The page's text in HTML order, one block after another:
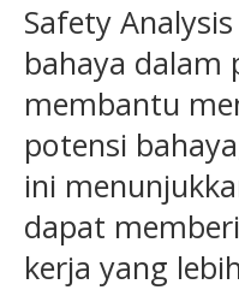
Safety
bahaya dalam
membantu
potensi
ini
dapat
kerja yang